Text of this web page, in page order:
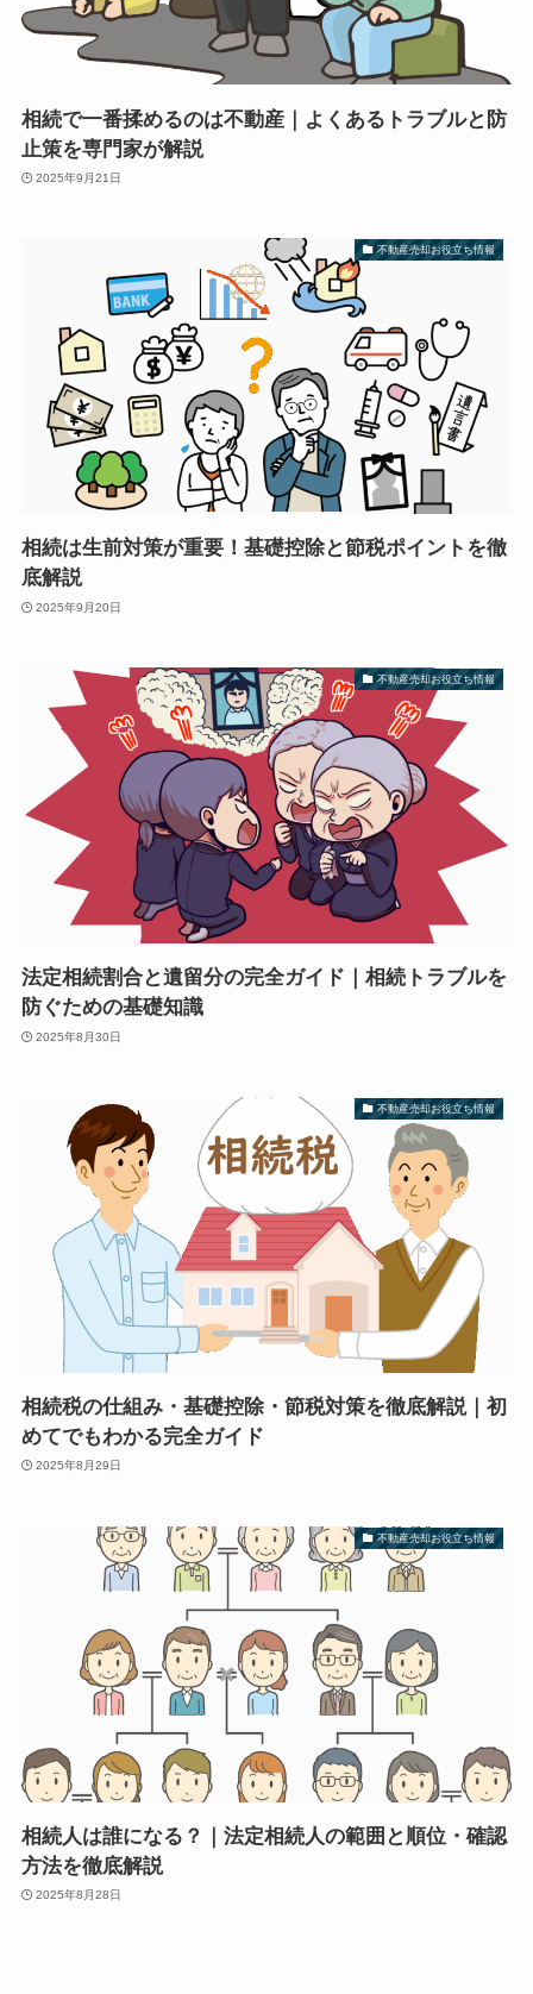
相続で一番揉めるのは不動産｜よくあるトラブルと防
止策を専門家が解説
2025年9月21日
不動産売却お役立ち情報
相続は生前対策が重要！基礎控除と節税ポイントを徹
底解説
2025年9月20日
不動産売却お役立ち情報
法定相続割合と遺留分の完全ガイド｜相続トラブルを
防ぐための基礎知識
2025年8月30日
不動産売却お役立ち情報
相続税の仕組み・基礎控除・節税対策を徹底解説｜初
めてでもわかる完全ガイド
2025年8月29日
不動産売却お役立ち情報
相続人は誰になる？｜法定相続人の範囲と順位・確認
方法を徹底解説
2025年8月28日